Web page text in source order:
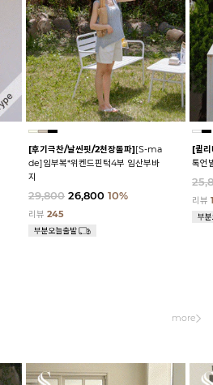
[후기극찬/날씬핏/2천장돌파][S-ma
de]임부복*위켄드핀턱4부 임산부바
지
29,800 26,800 10%
리뷰245
[퀼
톡언
리뷰
more